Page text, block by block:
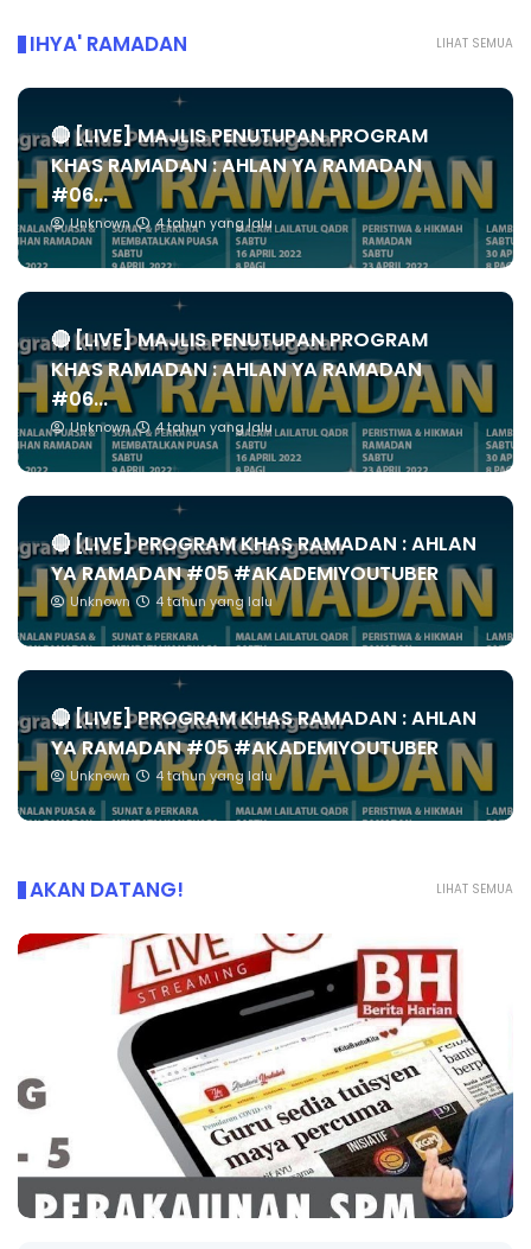
LIHAT SEMUA
IHYA' RAMADAN
🔴 [LIVE] MAJLIS PENUTUPAN PROGRAM
KHAS RAMADAN : AHLAN YA RAMADAN
#06...
Unknown 4 tahun yang lalu
🔴 [LIVE] MAJLIS PENUTUPAN PROGRAM
KHAS RAMADAN : AHLAN YA RAMADAN
#06...
Unknown 4 tahun yang lalu
🔴 [LIVE] PROGRAM KHAS RAMADAN : AHLAN
YA RAMADAN #05 #AKADEMIYOUTUBER
Unknown 4 tahun yang lalu
🔴 [LIVE] PROGRAM KHAS RAMADAN : AHLAN
YA RAMADAN #05 #AKADEMIYOUTUBER
Unknown 4 tahun yang lalu
LIHAT SEMUA
AKAN DATANG!